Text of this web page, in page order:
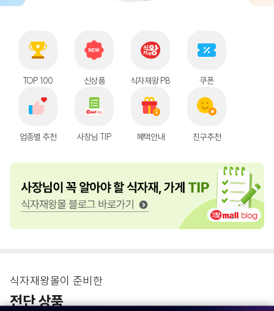
TOP 100 신상품 식자재왕 PB 쿠폰
업종별 추천 사장님 TIP 혜택안내 친구추천
식자재왕몰이 준비한
전단 상품